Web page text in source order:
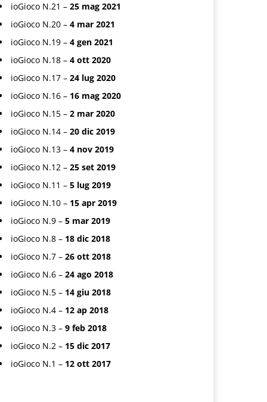
ioGioco N.21 – 25 mag 2021
ioGioco N.20 – 4 mar 2021
ioGioco N.19 – 4 gen 2021
ioGioco N.18 – 4 ott 2020
ioGioco N.17 – 24 lug 2020
ioGioco N.16 – 16 mag 2020
ioGioco N.15 – 2 mar 2020
ioGioco N.14 – 20 dic 2019
ioGioco N.13 – 4 nov 2019
ioGioco N.12 – 25 set 2019
ioGioco N.11 – 5 lug 2019
ioGioco N.10 – 15 apr 2019
ioGioco N.9 – 5 mar 2019
ioGioco N.8 – 18 dic 2018
ioGioco N.7 – 26 ott 2018
ioGioco N.6 – 24 ago 2018
ioGioco N.5 – 14 giu 2018
ioGioco N.4 – 12 ap 2018
ioGioco N.3 – 9 feb 2018
ioGioco N.2 – 15 dic 2017
ioGioco N.1 – 12 ott 2017